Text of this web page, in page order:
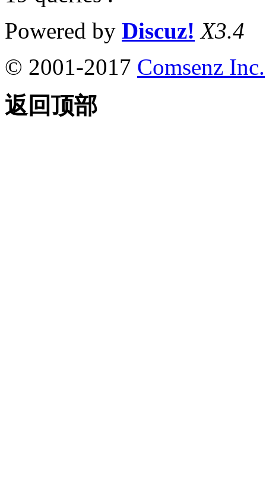
Powered by Discuz! X3.4
© 2001-2017 Comsenz Inc.
返回顶部